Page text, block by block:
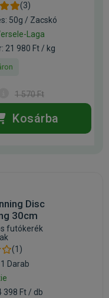
(3)
50g / Zacskó
Laga
21 980 Ft / kg
1 570 Ft
Kosárba
Disc
30cm
futókerék
(1)
Darab
398 Ft / db